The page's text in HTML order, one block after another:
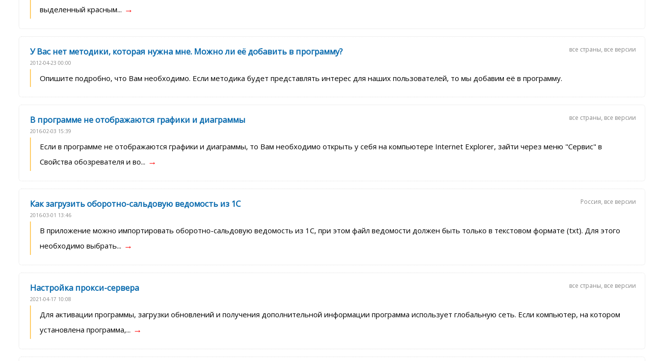
выделенный красным... →
все страны, все версии
У Вас нет методики, которая нужна мне. Можно ли её добавить в программу?
2012-04-23 00:00
Опишите подробно, что Вам необходимо. Если методика будет представлять интерес для наших пользователей, то мы добавим её в программу.
все страны, все версии
В программе не отображаются графики и диаграммы
2016-02-03 15:39
Если в программе не отображаются графики и диаграммы, то Вам необходимо открыть у себя на компьютере Internet Explorer, зайти через меню "Сервис" в
Свойства обозревателя и во... →
Россия, все версии
Как загрузить оборотно-сальдовую ведомость из 1С
2016-03-01 13:46
В приложение можно импортировать оборотно-сальдовую ведомость из 1С, при этом файл ведомости должен быть только в текстовом формате (txt). Для этого
необходимо выбрать... →
все страны, все версии
Настройка прокси-сервера
2021-04-17 10:08
Для активации программы, загрузки обновлений и получения дополнительной информации программа использует глобальную сеть. Если компьютер, на котором
установлена программа,... →